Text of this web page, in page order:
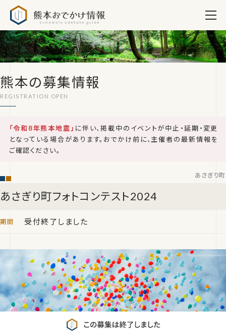
熊本の募集情報
「令和8年熊本地震」 に伴い、掲載中のイベントが中止・延期・変更
となっている場合があります。おでかけ前に、主催者の最新情報を
ご確認ください。
あさぎり町フォトコンテスト2024
あさぎり町
受付終了しました